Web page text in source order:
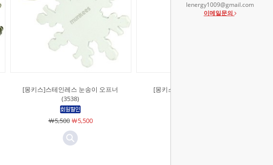
lenergy1009@gmail.com
이메일문의
[몽키스]스테인레스 눈송이 오프너
(3538)
￦5,500￦5,500
[몽키스]해마 LED 사운드 - 블루